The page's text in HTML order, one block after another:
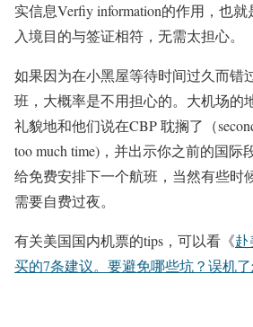
实信息Verfiy information的作用，也就
入境目的与签证相符，无需太担心。
如果因为在小黑屋等待时间过久而错
班，大概率是不用担心的。大机场的
礼貌地和他们说在CBP 耽搁了（
too much time)，并出示你之前的国际
给免费安排下一个航班，当然有些时
需要自费过夜。
有关美国国内机票的tips，可以看《
买的7条建议。要避免哪些坑？误机了